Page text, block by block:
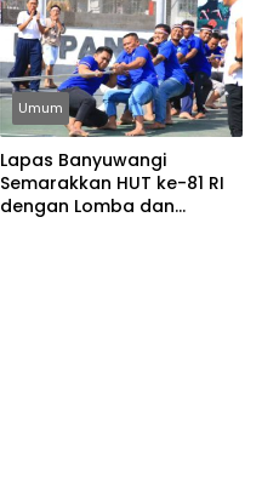
Umum
Lapas Banyuwangi
Semarakkan HUT ke-81 RI
dengan Lomba dan